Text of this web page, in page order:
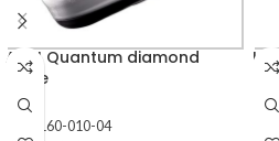
ARAI Quantum diamond
white
160-010-04